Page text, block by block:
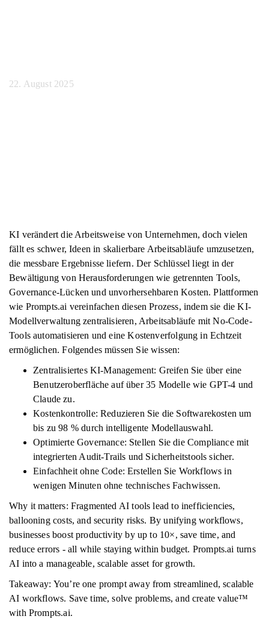
22. August 2025
KI verändert die Arbeitsweise von Unternehmen, doch vielen
fällt es schwer, Ideen in skalierbare Arbeitsabläufe umzusetzen,
die messbare Ergebnisse liefern. Der Schlüssel liegt in der
Bewältigung von Herausforderungen wie getrennten Tools,
Governance-Lücken und unvorhersehbaren Kosten. Plattformen
wie Prompts.ai vereinfachen diesen Prozess, indem sie die KI-
Modellverwaltung zentralisieren, Arbeitsabläufe mit No-Code-
Tools automatisieren und eine Kostenverfolgung in Echtzeit
ermöglichen. Folgendes müssen Sie wissen:
Zentralisiertes KI-Management: Greifen Sie über eine
Benutzeroberfläche auf über 35 Modelle wie GPT-4 und
Claude zu.
Kostenkontrolle: Reduzieren Sie die Softwarekosten um
bis zu 98 % durch intelligente Modellauswahl.
Optimierte Governance: Stellen Sie die Compliance mit
integrierten Audit-Trails und Sicherheitstools sicher.
Einfachheit ohne Code: Erstellen Sie Workflows in
wenigen Minuten ohne technisches Fachwissen.
Why it matters: Fragmented AI tools lead to inefficiencies,
ballooning costs, and security risks. By unifying workflows,
businesses boost productivity by up to 10×, save time, and
reduce errors - all while staying within budget. Prompts.ai turns
AI into a manageable, scalable asset for growth.
Takeaway: You’re one prompt away from streamlined, scalable
AI workflows. Save time, solve problems, and create value™
with Prompts.ai.